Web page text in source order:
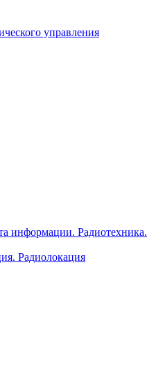
управления
информации. Радиотехника.
Радиолокация